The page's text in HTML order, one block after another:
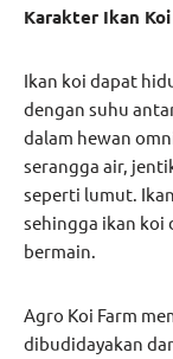
Karakter Ikan Koi
Ikan koi dapat
dengan suhu
dalam hewan
serangga air,
seperti lumut.
sehingga ikan koi
bermain.
Agro Koi Farm
dibudidayakan